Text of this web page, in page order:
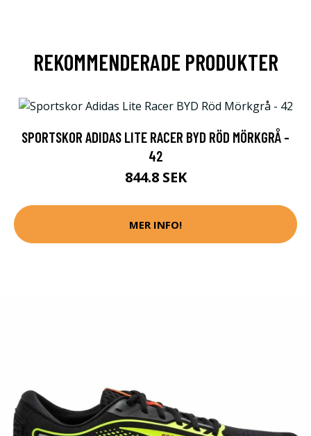
REKOMMENDERADE PRODUKTER
SPORTSKOR ADIDAS LITE RACER BYD RÖD MÖRKGRÅ -
42
844.8 SEK
MER INFO!